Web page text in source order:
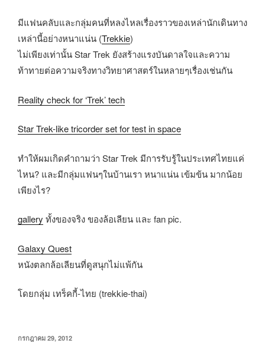
มีแฟนคลับและกลุ่มคนที่หลงไหลเรื่องราวของเหล่านักเดินทาง
เหล่านี้อย่างหนาแน่น (Trekkie)
ไม่เพียงเท่านั้น Star Trek ยังสร้างแรงบันดาลใจและความ
ท้าทายต่อความจริงทางวิทยาศาสตร์ในหลายๆเรื่องเช่นกัน
Reality check for ‘Trek’ tech
Star Trek-like tricorder set for test in space
ทำให้ผมเกิดคำถามว่า Star Trek มีการรับรู้ในประเทศไทยแค่
ไหน? และมีกลุ่มแฟนๆในบ้านเรา หนาแน่น เข้มข้น มากน้อย
เพียงไร?
gallery ทั้งของจริง ของล้อเลียน และ fan pic.
Galaxy Quest
หนังตลกล้อเลียนที่ดูสนุกไม่แพ้กัน
โดยกลุ่ม เทร็คกี้-ไทย (trekkie-thai)
เขียน
กรกฎาคม 29, 2012